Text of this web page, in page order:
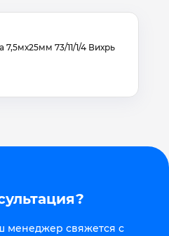
7,5мх25мм 73/11/1/4 Вихрь
менеджер свяжется с